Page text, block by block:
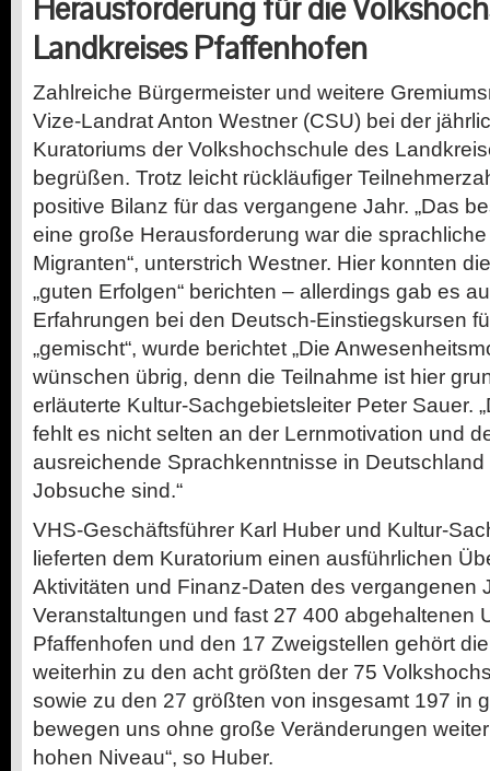
Herausforderung für die
Landkreises Pfaffenhofen
Zahlreiche Bürgermeister und weitere
Vize-Landrat Anton Westner (CSU) bei der
Kuratoriums der Volkshochschule des
begrüßen. Trotz leicht rückläufiger
positive Bilanz für das vergangene Jahr. „Das
eine große Herausforderung war die
Migranten“, unterstrich Westner. Hier konnten
„guten Erfolgen“ berichten – allerdings gab es
Erfahrungen bei den Deutsch-Einstiegskursen
„gemischt“, wurde berichtet „Die
wünschen übrig, denn die Teilnahme ist hier
erläuterte Kultur-Sachgebietsleiter Peter Sauer.
fehlt es nicht selten an der Lernmotivation und
ausreichende Sprachkenntnisse in
Jobsuche sind.“
VHS-Geschäftsführer Karl Huber und Kultur-
lieferten dem Kuratorium einen ausführlichen
Aktivitäten und Finanz-Daten des vergangenen
Veranstaltungen und fast 27 400 abgehaltenen
Pfaffenhofen und den 17 Zweigstellen gehört
weiterhin zu den acht größten der 75
sowie zu den 27 größten von insgesamt 197 in
bewegen uns ohne große Veränderungen
hohen Niveau“, so Huber.